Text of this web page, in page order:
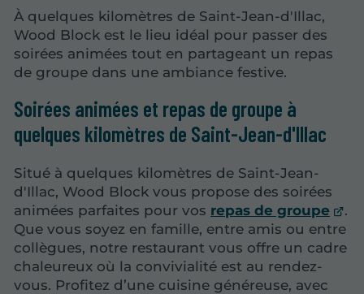
À quelques kilomètres de Saint-Jean-d'Illac,
Wood Block est le lieu idéal pour passer des
soirées animées tout en partageant un repas
de groupe dans une ambiance festive.
Soirées animées et repas de groupe à
quelques kilomètres de Saint-Jean-d'Illac
Situé à quelques kilomètres de Saint-Jean-
d'Illac, Wood Block vous propose des soirées
animées parfaites pour vos repas de groupe
.
Que vous soyez en famille, entre amis ou entre
collègues, notre restaurant vous offre un cadre
chaleureux où la convivialité est au rendez-
vous. Profitez d’une cuisine généreuse, avec